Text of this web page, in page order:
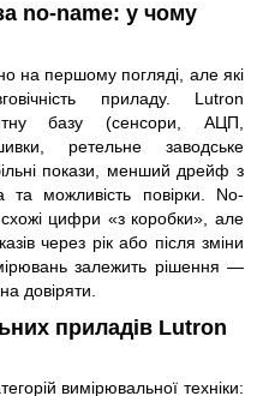
no-name: у чому
на першому погляді, але які
приладу. Lutron
базу (сенсори, АЦП,
ретельне заводське
покази, менший дрейф з
та можливість повірки. No-
цифри «з коробки», але
через рік або після зміни
залежить рішення —
довіряти.
приладів Lutron
вимірювальної техніки: